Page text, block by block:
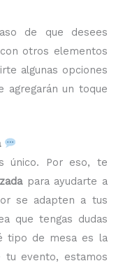
de que desees
otros elementos
algunas opciones
agregarán un toque
único. Por eso, te
para ayudarte a
se adapten a tus
que tengas dudas
tipo de mesa es la
tu evento, estamos